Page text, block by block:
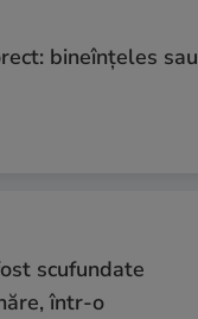
bineînțeles sau
scufundate
într-o